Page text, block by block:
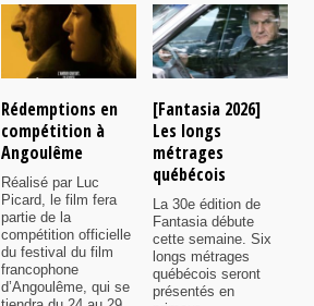
Rédemptions en
compétition à
Angoulême
Réalisé par Luc
Picard, le film fera
partie de la
compétition officielle
du festival du film
francophone
d’Angoulême, qui se
[Fantasia 2026]
Les longs
métrages
québécois
La 30e édition de
Fantasia débute
cette semaine. Six
longs métrages
québécois seront
présentés en